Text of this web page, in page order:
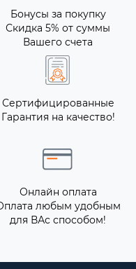
Бонусы за покупку
Скидка 5% от суммы
Вашего счета
Сертифицированные
Гарантия на качество!
Онлайн оплата
любым удобным
для ВАс способом!